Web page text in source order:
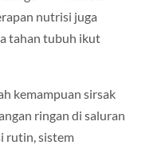
nutrisi juga
tahan tubuh ikut
kemampuan sirsak
ringan di saluran
rutin, sistem